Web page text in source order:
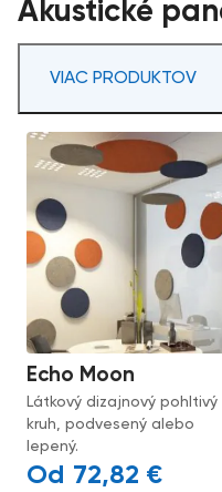
Akustické
VIAC PRODUKTOV
Echo Moon
Látkový dizajnový pohltivý
kruh, podvesený alebo
lepený.
72,82 €